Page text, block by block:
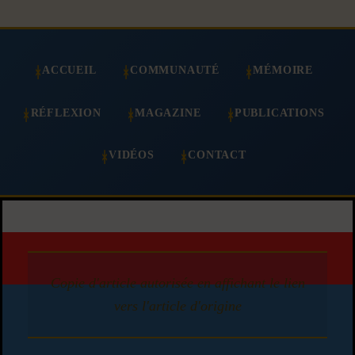
ACCUEIL COMMUNAUTÉ MÉMOIRE
RÉFLEXION MAGAZINE PUBLICATIONS
VIDÉOS CONTACT
Copie d'article autorisée en affichant le lien
vers l'article d'origine